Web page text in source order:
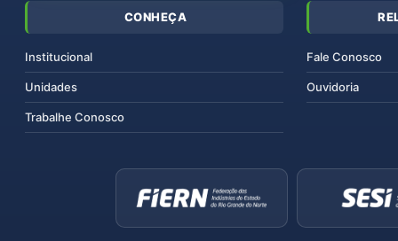
CONHEÇA
Institucional
Unidades
Trabalhe Conosco
Fale Conosco
Ouvidoria